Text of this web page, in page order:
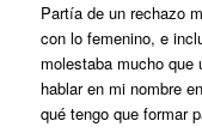
Partía de un rechazo
con lo femenino, e
molestaba mucho que
hablar en mi nombre
qué tengo que formar